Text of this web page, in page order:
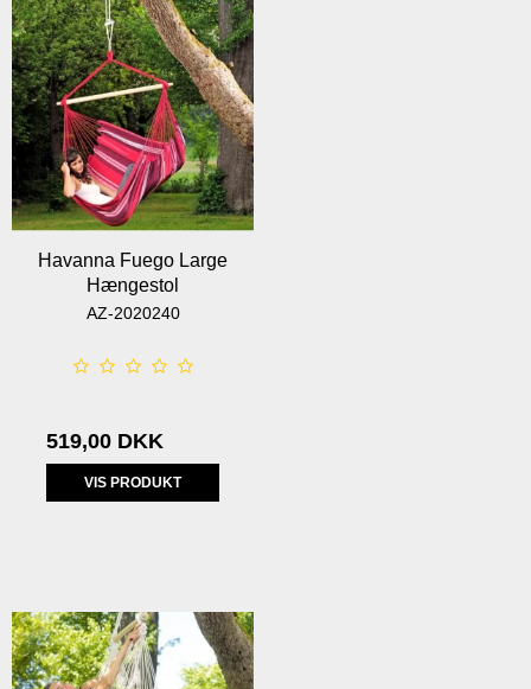
Havanna Fuego Large
Hængestol
AZ-2020240
519,00 DKK
VIS PRODUKT